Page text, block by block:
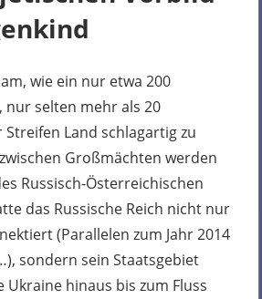
wie ein nur etwa 200
nur selten mehr als 20
Land schlagartig zu
Großmächten werden
Russisch-Österreichischen
das Russische Reich nicht nur
(Parallelen zum Jahr 2014
sondern sein Staatsgebiet
Ukraine hinaus bis zum Fluss